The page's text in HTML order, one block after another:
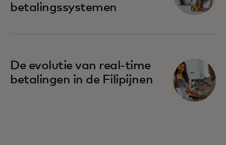
betalingssystemen
De evolutie van real-time
betalingen in de Filipijnen